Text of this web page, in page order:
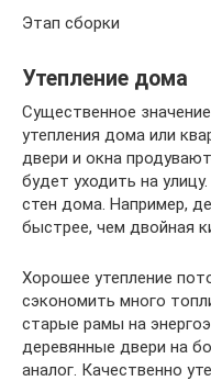
Этап сборки
Утепление дома
Существенное
утепления дома или
двери и окна
будет уходить на
стен дома. Например,
быстрее, чем двойная
Хорошее утепление
сэкономить много
старые рамы на
деревянные двери на
аналог. Качественно